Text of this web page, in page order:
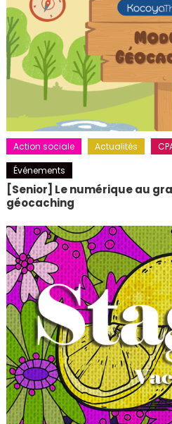
Action sociale Actualités
Événements
[Senior] Le numérique au
géocaching